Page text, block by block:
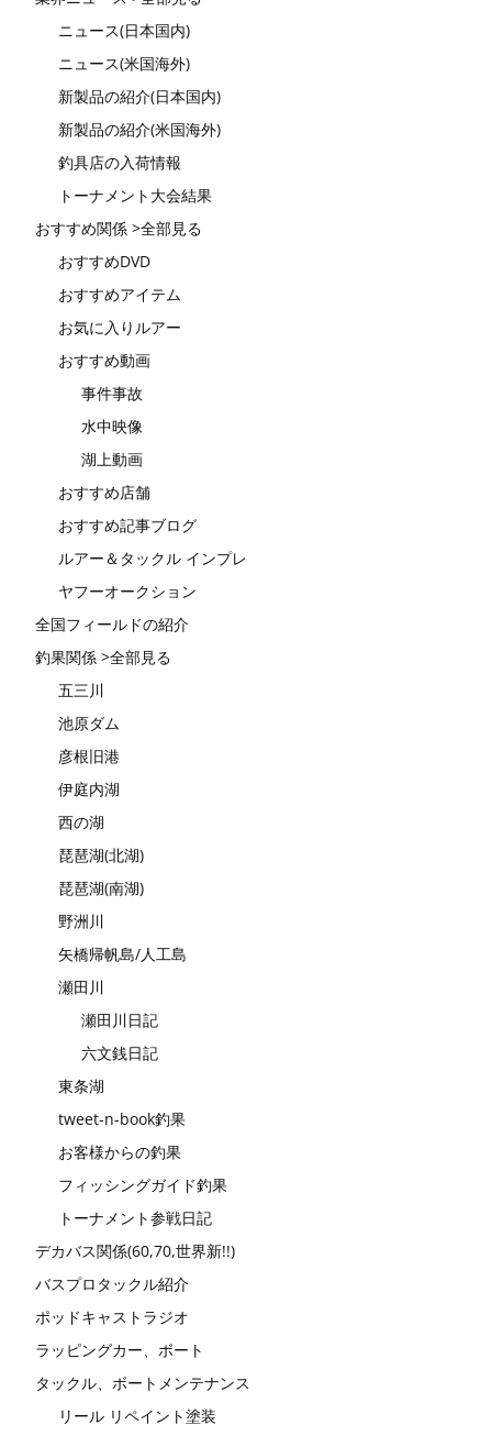
ニュース(日本国内)
ニュース(米国海外)
新製品の紹介(日本国内)
新製品の紹介(米国海外)
釣具店の入荷情報
トーナメント大会結果
おすすめ関係 >全部見る
おすすめDVD
おすすめアイテム
お気に入りルアー
おすすめ動画
事件事故
水中映像
湖上動画
おすすめ店舗
おすすめ記事ブログ
ルアー＆タックル インプレ
ヤフーオークション
全国フィールドの紹介
釣果関係 >全部見る
五三川
池原ダム
彦根旧港
伊庭内湖
西の湖
琵琶湖(北湖)
琵琶湖(南湖)
野洲川
矢橋帰帆島/人工島
瀬田川
瀬田川日記
六文銭日記
東条湖
tweet-n-book釣果
お客様からの釣果
フィッシングガイド釣果
トーナメント参戦日記
デカバス関係(60,70,世界新!!)
バスプロタックル紹介
ポッドキャストラジオ
ラッピングカー、ボート
タックル、ボートメンテナンス
リール リペイント塗装